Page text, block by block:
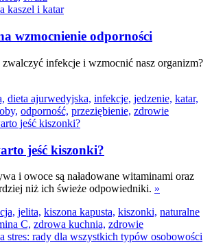
wzmocnienie odporności
zwalczyć infekcje i wzmocnić nasz organizm?
dieta ajurwedyjska, infekcje, jedzenie, katar,
odporność, przeziębienie, zdrowie
jeść kiszonki?
i owoce są naładowane witaminami oraz
niż ich świeże odpowiedniki. »
jelita, kiszona kapusta, kiszonki, naturalne
C, zdrowa kuchnia, zdrowie